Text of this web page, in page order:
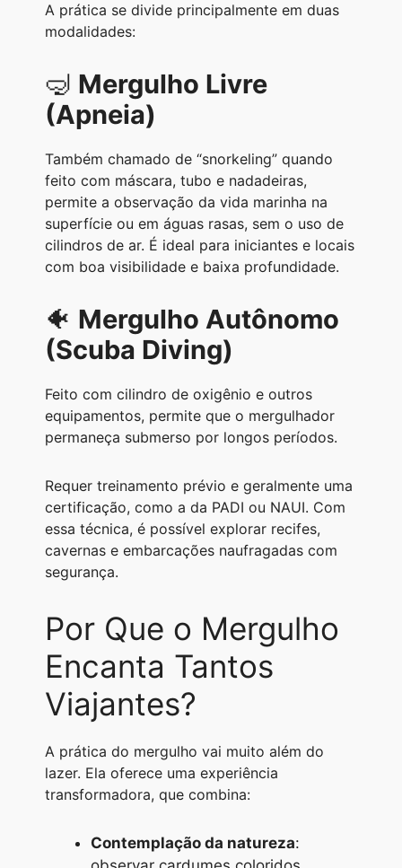
A prática se divide principalmente em duas
modalidades:
🤿 Mergulho Livre
(Apneia)
Também chamado de “snorkeling” quando
feito com máscara, tubo e nadadeiras,
permite a observação da vida marinha na
superfície ou em águas rasas, sem o uso de
cilindros de ar. É ideal para iniciantes e locais
com boa visibilidade e baixa profundidade.
🐠 Mergulho Autônomo
(Scuba Diving)
Feito com cilindro de oxigênio e outros
equipamentos, permite que o mergulhador
permaneça submerso por longos períodos.
Requer treinamento prévio e geralmente uma
certificação, como a da PADI ou NAUI. Com
essa técnica, é possível explorar recifes,
cavernas e embarcações naufragadas com
segurança.
Por Que o Mergulho
Encanta Tantos
Viajantes?
A prática do mergulho vai muito além do
lazer. Ela oferece uma experiência
transformadora, que combina:
Contemplação da natureza: